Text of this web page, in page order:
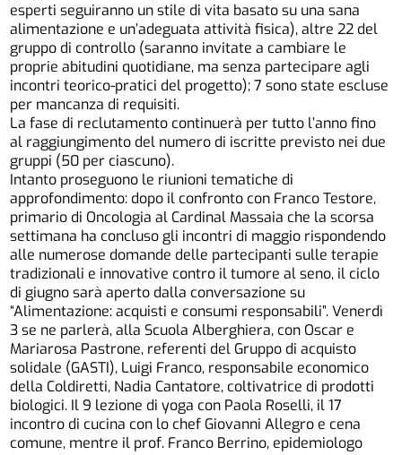
esperti seguiranno un stile di vita basato su una sana
alimentazione e un’adeguata attività fisica), altre 22 del
gruppo di controllo (saranno invitate a cambiare le
proprie abitudini quotidiane, ma senza partecipare agli
incontri teorico-pratici del progetto); 7 sono state escluse
per mancanza di requisiti.
La fase di reclutamento continuerà per tutto l’anno fino
al raggiungimento del numero di iscritte previsto nei due
gruppi (50 per ciascuno).
Intanto proseguono le riunioni tematiche di
approfondimento: dopo il confronto con Franco Testore,
primario di Oncologia al Cardinal Massaia che la scorsa
settimana ha concluso gli incontri di maggio rispondendo
alle numerose domande delle partecipanti sulle terapie
tradizionali e innovative contro il tumore al seno, il ciclo
di giugno sarà aperto dalla conversazione su
“Alimentazione: acquisti e consumi responsabili”. Venerdì
3 se ne parlerà, alla Scuola Alberghiera, con Oscar e
Mariarosa Pastrone, referenti del Gruppo di acquisto
solidale (GASTI), Luigi Franco, responsabile economico
della Coldiretti, Nadia Cantatore, coltivatrice di prodotti
biologici. Il 9 lezione di yoga con Paola Roselli, il 17
incontro di cucina con lo chef Giovanni Allegro e cena
comune, mentre il prof. Franco Berrino, epidemiologo